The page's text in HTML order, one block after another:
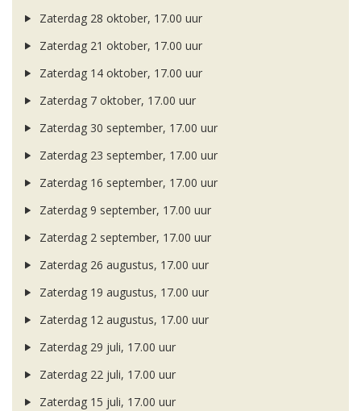
Zaterdag 28 oktober, 17.00 uur
Zaterdag 21 oktober, 17.00 uur
Zaterdag 14 oktober, 17.00 uur
Zaterdag 7 oktober, 17.00 uur
Zaterdag 30 september, 17.00 uur
Zaterdag 23 september, 17.00 uur
Zaterdag 16 september, 17.00 uur
Zaterdag 9 september, 17.00 uur
Zaterdag 2 september, 17.00 uur
Zaterdag 26 augustus, 17.00 uur
Zaterdag 19 augustus, 17.00 uur
Zaterdag 12 augustus, 17.00 uur
Zaterdag 29 juli, 17.00 uur
Zaterdag 22 juli, 17.00 uur
Zaterdag 15 juli, 17.00 uur